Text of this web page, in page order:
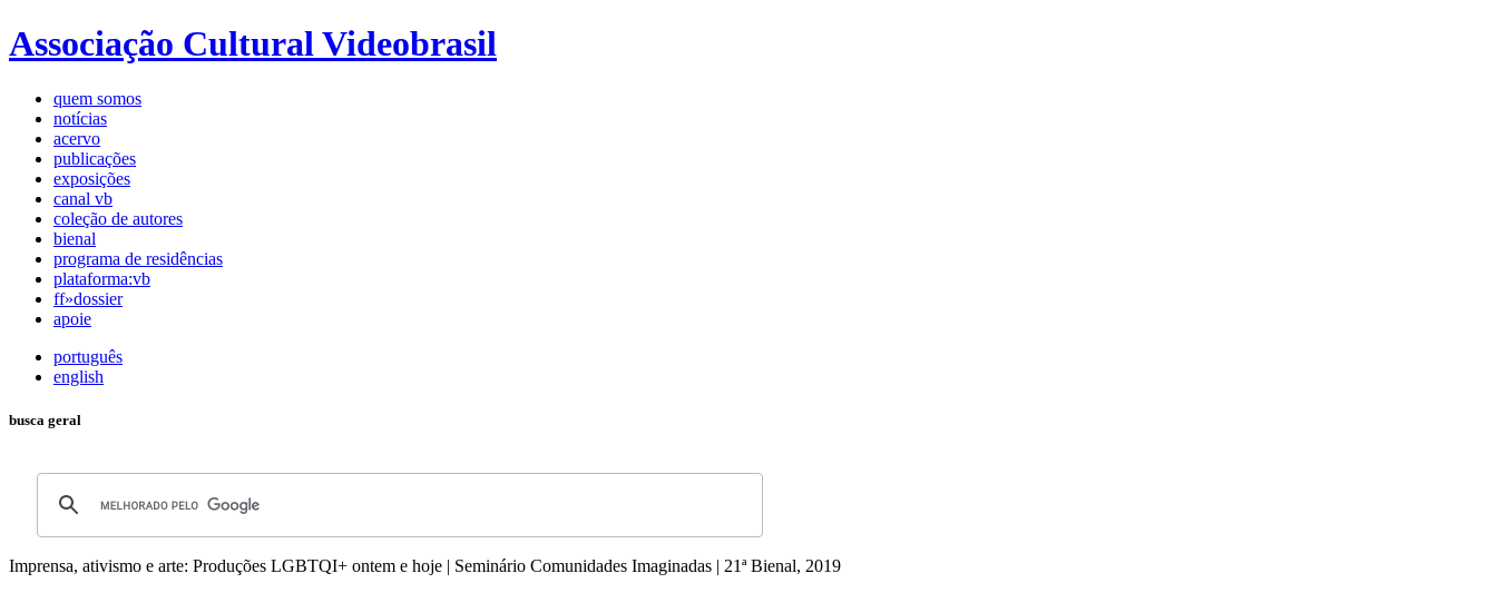
Associação Cultural Videobrasil
quem somos
notícias
acervo
publicações
exposições
canal vb
coleção de autores
bienal
programa de residências
plataforma:vb
ff»dossier
apoie
português
english
busca geral
Imprensa, ativismo e arte: Produções LGBTQI+ ontem e hoje | Seminário Comunidades Imaginadas | 21ª Bienal, 2019